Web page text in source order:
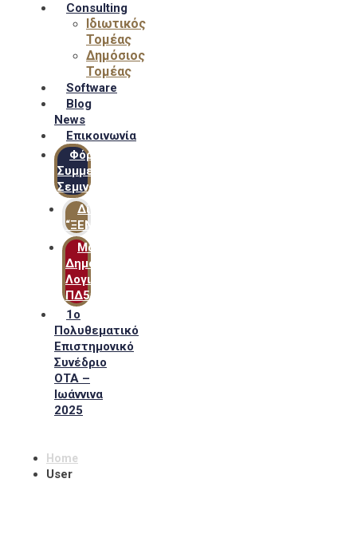
Consulting
Ιδιωτικός
Τομέας
Δημόσιος
Τομέας
Software
Blog
News
Επικοινωνία
Φόρμα
Συμμετοχής
Σεμιναρίων
Δίκτυο
“ΞΕΝΟΦΩΝ”
Μακροχρόνιο
Δημόσιο
Λογιστικό
ΠΔ54
1ο
Πολυθεματικό
Επιστημονικό
Συνέδριο
ΟΤΑ –
Ιωάννινα
2025
Home
User